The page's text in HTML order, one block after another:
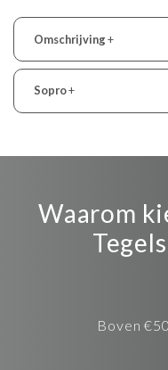
Omschrijving+
Sopro+
Waarom
Boven